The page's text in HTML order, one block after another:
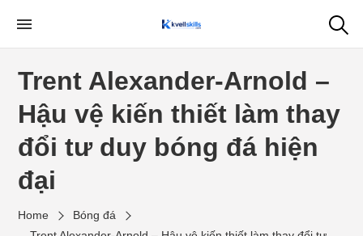
content
My WordPress Blog
Trent Alexander-Arnold –
Hậu vệ kiến thiết làm thay
đổi tư duy bóng đá hiện
đại
Home
Bóng đá